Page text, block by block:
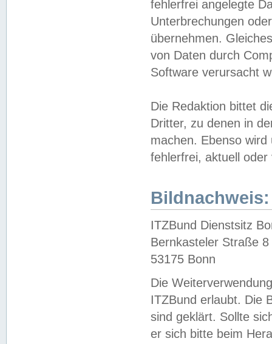
fehlerfrei angelegte
Unterbrechungen
übernehmen.
von Daten durch
Software verursacht
Die Redaktion bittet
Dritter, zu denen in
machen. Ebenso
fehlerfrei, aktuell oder
Bildnachweis:
ITZBund Dienstsitz
Bernkasteler Straße 8
53175 Bonn
Die
ITZBund erlaubt. Die
sind geklärt. Sollte
er sich bitte beim